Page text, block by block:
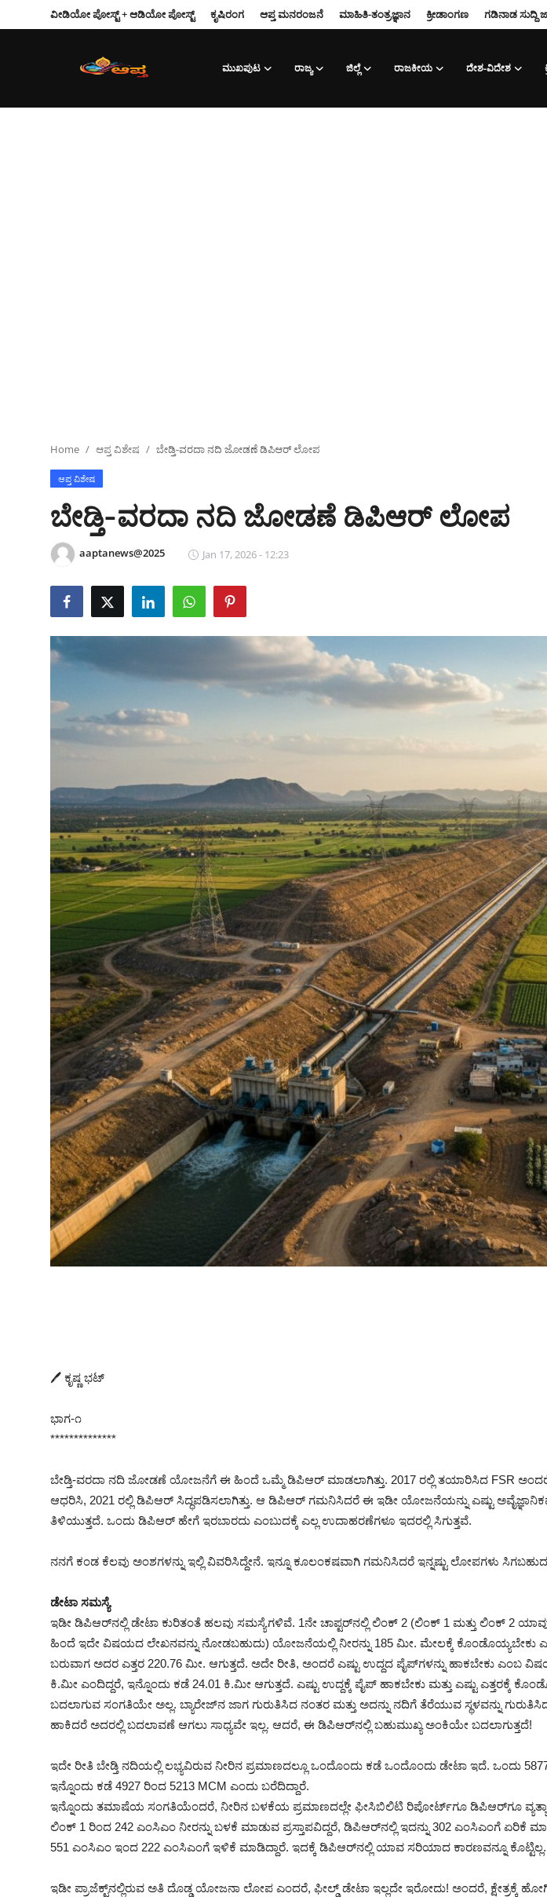
ವೀಡಿಯೋ ಪೋಸ್ಟ್ + ಆಡಿಯೋ ಪೋಸ್ಟ್ ಕೃಷಿರಂಗ ಆಪ್ತ‌ ಮನರಂಜನೆ ಮಾಹಿತಿ-ತಂತ್ರಜ್ಞಾನ ಕ್ರೀಡಾಂಗಣ ಗಡಿನಾಡ ಸುದ್ದಿ
ಮುಖಪುಟ ರಾಜ್ಯ ಜಿಲ್ಲೆ ರಾಜಕೀಯ ದೇಶ-ವಿದೇಶ
ರಾಜಕೀಯ
ದೇಶ-ವಿದೇಶ
Contact
ಕೃಷಿರಂಗ
ತಂತ್ರಜ್ಞಾನ
Home ಆಪ್ತ ವಿಶೇಷ ಬೇಡ್ತಿ-ವರದಾ ನದಿ ಜೋಡಣೆ ಡಿಪಿಆರ್‌ ಲೋಪ
ಆಪ್ತ ವಿಶೇಷ
ಬೇಡ್ತಿ-ವರದಾ ನದಿ ಜೋಡಣೆ ಡಿಪಿಆರ್‌ ಲೋಪ
aaptanews@2025 Jan 17, 2026 - 12:23
🖊️ ಕೃಷ್ಣ ಭಟ್
ಭಾಗ-೧
**************
ಬೇಡ್ತಿ-ವರದಾ ನದಿ ಜೋಡಣೆ ಯೋಜನೆಗೆ ಈ ಹಿಂದೆ ಒಮ್ಮೆ ಡಿಪಿಆರ್‌ ಮಾಡಲಾಗಿತ್ತು. 2017 ರಲ್ಲಿ ತಯಾರಿಸಿದ FSR
ಆಧರಿಸಿ, 2021 ರಲ್ಲಿ ಡಿಪಿಆರ್ ಸಿದ್ಧಪಡಿಸಲಾಗಿತ್ತು. ಆ ಡಿಪಿಆರ್‌ ಗಮನಿಸಿದರೆ ಈ ಇಡೀ ಯೋಜನೆಯನ್ನು ಎಷ್ಟು
ತಿಳಿಯುತ್ತದೆ. ಒಂದು ಡಿಪಿಆರ್ ಹೇಗೆ ಇರಬಾರದು ಎಂಬುದಕ್ಕೆ ಎಲ್ಲ ಉದಾಹರಣೆಗಳೂ ಇದರಲ್ಲಿ ಸಿಗುತ್ತವೆ.
ನನಗೆ ಕಂಡ ಕೆಲವು ಅಂಶಗಳನ್ನು ಇಲ್ಲಿ ವಿವರಿಸಿದ್ದೇನೆ. ಇನ್ನೂ ಕೂಲಂಕಷವಾಗಿ ಗಮನಿಸಿದರೆ ಇನ್ನಷ್ಟು ಲೋಪಗಳು
ಡೇಟಾ ಸಮಸ್ಯೆ
ಇಡೀ ಡಿಪಿಆರ್‌ನಲ್ಲಿ ಡೇಟಾ ಕುರಿತಂತೆ ಹಲವು ಸಮಸ್ಯೆಗಳಿವೆ. 1ನೇ ಚಾಪ್ಟರ್‌ನಲ್ಲಿ ಲಿಂಕ್‌ 2 (ಲಿಂಕ್‌ 1 ಮತ್ತು ಲಿಂಕ್ 2
ಹಿಂದೆ ಇದೇ ವಿಷಯದ ಲೇಖನವನ್ನು ನೋಡಬಹುದು) ಯೋಜನೆಯಲ್ಲಿ ನೀರನ್ನು 185 ಮೀ. ಮೇಲಕ್ಕೆ ಕೊಂಡೊಯ್ಯಬೇಕು
ಬರುವಾಗ ಅದರ ಎತ್ತರ 220.76 ಮೀ. ಆಗುತ್ತದೆ. ಅದೇ ರೀತಿ, ಅಂದರೆ ಎಷ್ಟು ಉದ್ದದ ಪೈಪ್‌ಗಳನ್ನು ಹಾಕಬೇಕು ಎಂಬ
ಕಿ.ಮೀ ಎಂದಿದ್ದರೆ, ಇನ್ನೊಂದು ಕಡೆ 24.01 ಕಿ.ಮೀ ಆಗುತ್ತದೆ. ಎಷ್ಟು ಉದ್ದಕ್ಕೆ ಪೈಪ್‌ ಹಾಕಬೇಕು ಮತ್ತು ಎಷ್ಟು ಎತ್ತರಕ್ಕೆ
ಬದಲಾಗುವ ಸಂಗತಿಯೇ ಅಲ್ಲ. ಬ್ಯಾರೇಜ್‌ನ ಜಾಗ ಗುರುತಿಸಿದ ನಂತರ ಮತ್ತು ಅದನ್ನು ನದಿಗೆ ತೆರೆಯುವ ಸ್ಥಳವನ್ನು
ಹಾಕಿದರೆ ಅದರಲ್ಲಿ ಬದಲಾವಣೆ ಆಗಲು ಸಾಧ್ಯವೇ ಇಲ್ಲ. ಆದರೆ, ಈ ಡಿಪಿಆರ್‌ನಲ್ಲಿ ಬಹುಮುಖ್ಯ ಅಂಕಿಯೇ ಬದಲಾಗುತ್ತದೆ!
ಇದೇ ರೀತಿ ಬೇಡ್ತಿ ನದಿಯಲ್ಲಿ ಲಭ್ಯವಿರುವ ನೀರಿನ ಪ್ರಮಾಣದಲ್ಲೂ ಒಂದೊಂದು ಕಡೆ ಒಂದೊಂದು ಡೇಟಾ ಇದೆ. ಒಂದು
ಇನ್ನೊಂದು ಕಡೆ 4927 ರಿಂದ 5213 MCM ಎಂದು ಬರೆದಿದ್ದಾರೆ.
ಇನ್ನೊಂದು ತಮಾಷೆಯ ಸಂಗತಿಯೆಂದರೆ, ನೀರಿನ ಬಳಕೆಯ ಪ್ರಮಾಣದಲ್ಲೇ ಫೀಸಿಬಿಲಿಟಿ ರಿಪೋರ್ಟ್‌ಗೂ ಡಿಪಿಆರ್‌ಗೂ
ಲಿಂಕ್ 1 ರಿಂದ 242 ಎಂಸಿಎಂ ನೀರನ್ನು ಬಳಕೆ ಮಾಡುವ ಪ್ರಸ್ತಾಪವಿದ್ದರೆ, ಡಿಪಿಆರ್‌ನಲ್ಲಿ ಇದನ್ನು 302 ಎಂಸಿಎಂಗೆ ಏರಿಕೆ
551 ಎಂಸಿಎಂ ಇಂದ 222 ಎಂಸಿಎಂಗೆ ಇಳಿಕೆ ಮಾಡಿದ್ದಾರೆ. ಇದಕ್ಕೆ ಡಿಪಿಆರ್‌ನಲ್ಲಿ ಯಾವ ಸರಿಯಾದ ಕಾರಣವನ್ನೂ ಕೊಟ್ಟಿಲ್ಲ.
ಇಡೀ ಪ್ರಾಜೆಕ್ಟ್‌ನಲ್ಲಿರುವ ಅತಿ ದೊಡ್ಡ ಯೋಜನಾ ಲೋಪ ಎಂದರೆ, ಫೀಲ್ಡ್‌ ಡೇಟಾ ಇಲ್ಲದೇ ಇರೋದು! ಅಂದರೆ, ಕ್ಷೇತ್ರಕ್ಕೆ